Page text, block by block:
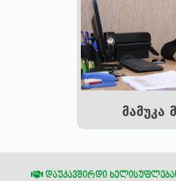
მამუკა
დაუკავშირდი